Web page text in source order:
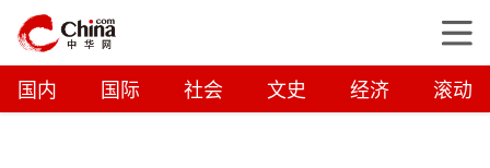
国内 国际 社会 文史 经济 滚动